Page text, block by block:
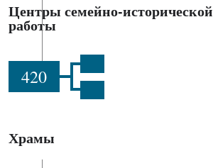
Центры семейно-исторической
работы
420
Храмы